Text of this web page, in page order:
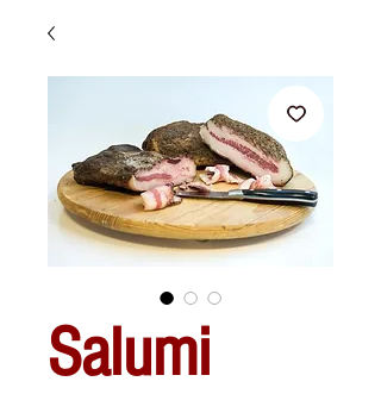
Salumi